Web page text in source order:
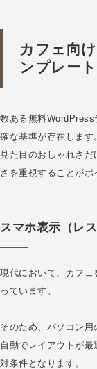
カフェ向
ンプレー
数ある無料WordPress
確な基準が存在します
見た目のおしゃれさ
さを重視することがポ
スマホ表示（レ
現代において、カフ
っています。
そのため、パソコン
自動でレイアウトが
対条件となります。